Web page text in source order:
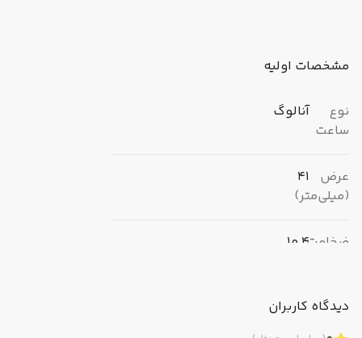
مشخصات اولیه
نوع
ساعت
آنالوگ
عرض
(میلی‌متر)
41
ضخامت10.4
برند کاسیو (CASIO)
دیدگاه کاربران